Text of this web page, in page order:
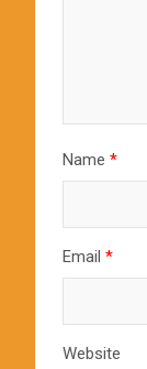
Name *
Email *
Website